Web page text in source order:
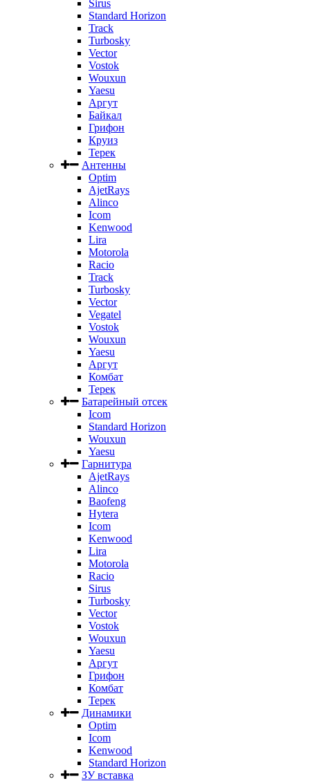
Sirus
Standard Horizon
Track
Turbosky
Vector
Vostok
Wouxun
Yaesu
Аргут
Байкал
Грифон
Круиз
Терек
Антенны
Optim
AjetRays
Alinco
Icom
Kenwood
Lira
Motorola
Racio
Track
Turbosky
Vector
Vegatel
Vostok
Wouxun
Yaesu
Аргут
Комбат
Терек
Батарейный отсек
Icom
Standard Horizon
Wouxun
Yaesu
Гарнитура
AjetRays
Alinco
Baofeng
Hytera
Icom
Kenwood
Lira
Motorola
Racio
Sirus
Turbosky
Vector
Vostok
Wouxun
Yaesu
Аргут
Грифон
Комбат
Терек
Динамики
Optim
Icom
Kenwood
Standard Horizon
ЗУ вставка